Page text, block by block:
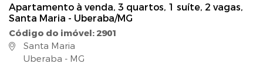
Apartamento à venda, 3 quartos, 1 suíte, 2 vagas,
Santa Maria - Uberaba/MG
Código do imóvel: 2901
Santa Maria
Uberaba - MG